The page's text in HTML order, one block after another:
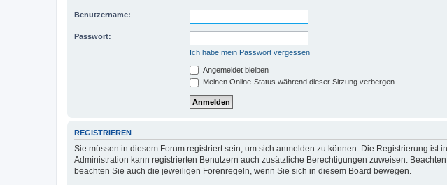
Benutzername:
Passwort:
Ich habe mein Passwort vergessen
Angemeldet bleiben
Meinen Online-Status während dieser Sitzung verbergen
REGISTRIEREN
Sie müssen in diesem Forum registriert sein, um sich anmelden zu können. Die Registrierung
Administration kann registrierten Benutzern auch zusätzliche Berechtigungen zuweisen.
beachten Sie auch die jeweiligen Forenregeln, wenn Sie sich in diesem Board bewegen.